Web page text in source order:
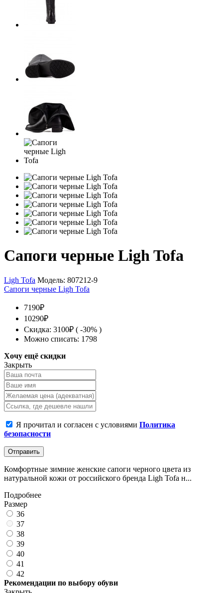
Сапоги черные Ligh Tofa
Ligh Tofa Модель: 807212-9
Сапоги черные Ligh Tofa
7190₽
10290₽
Скидка: 3100₽ ( -30% )
Можно списать: 1798
Хочу ещё скидки
Закрыть
Я прочитал и согласен с условиями Политика
безопасности
Отправить
Комфортные зимние женские сапоги черного цвета из
натуральной кожи от российского бренда Ligh Tofa н...
Подробнее
Размер
36
37
38
39
40
41
42
Рекомендации по выбору обуви